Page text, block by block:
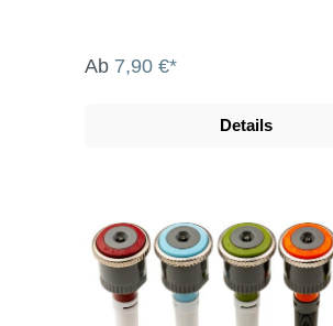
Ab 7,90 €*
Details